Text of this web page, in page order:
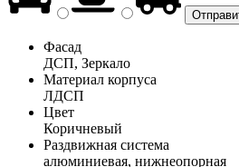
Фасад
ДСП, Зеркало
Материал корпуса
ЛДСП
Цвет
Коричневый
Раздвижная система
алюминиевая, нижнеопорная